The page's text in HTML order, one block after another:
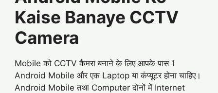
Kaise Banaye CCTV
Camera
Mobile को CCTV कैमरा बनाने के लिए आपके पास 1
Android Mobile और एक Laptop या कंप्यूटर होना चाहिए।
Android Mobile तथा Computer दोनों में Internet